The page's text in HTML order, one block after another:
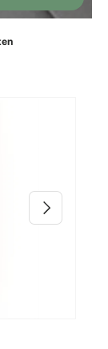
Nächste